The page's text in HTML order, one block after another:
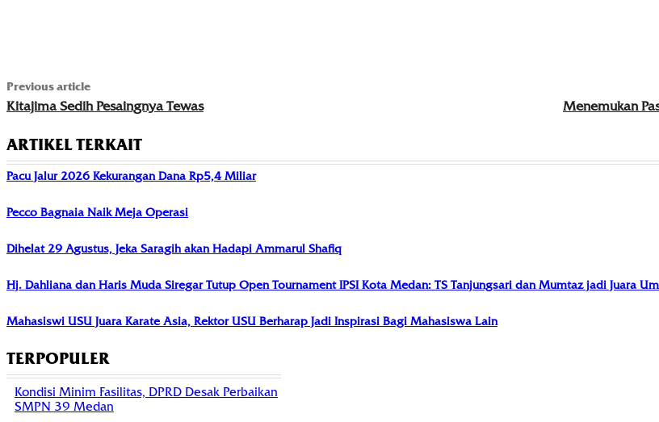
Previous article
Kitajima Sedih Pesaingnya Tewas Menemukan
ARTIKEL TERKAIT
Pacu Jalur 2026 Kekurangan Dana Rp5,4 Miliar
Pecco Bagnaia Naik Meja Operasi
Dihelat 29 Agustus, Jeka Saragih akan Hadapi Ammarul Shafiq
Hj. Dahliana dan Haris Muda Siregar Tutup Open Tournament IPSI Kota Medan: TS Tanjungsari dan Mumtaz jadi Juara
Mahasiswi USU Juara Karate Asia, Rektor USU Berharap Jadi Inspirasi Bagi Mahasiswa Lain
TERPOPULER
Kondisi Minim Fasilitas, DPRD Desak Perbaikan
SMPN 39 Medan